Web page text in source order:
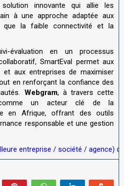
innovante qui allie les
à une approche adaptée aux
que la faible connectivité et la
évaluation en un processus
SmartEval permet aux
et aux entreprises de maximiser
en renforçant la confiance des
Webgram, à travers cette
comme un acteur clé de la
en Afrique, offrant des outils
responsable et une gestion
entreprise / société / agence)